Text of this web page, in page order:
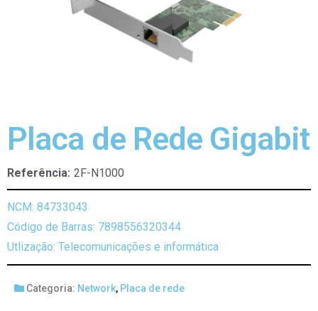
Placa de Rede Gigabit
Referência: 2F-N1000
NCM: 84733043
Código de Barras: 7898556320344
Utlização: Telecomunicações e informática
Categoria: Network, Placa de rede